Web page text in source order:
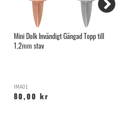
Mini Dolk Invändigt Gängad Topp till
1,2mm stav
IMA01
80,00 kr